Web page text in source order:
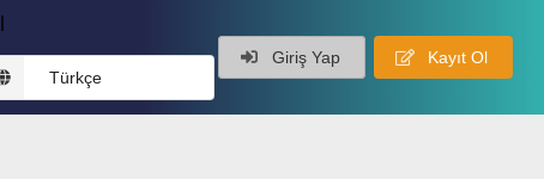
Türkçe
Giriş Yap Kayıt Ol